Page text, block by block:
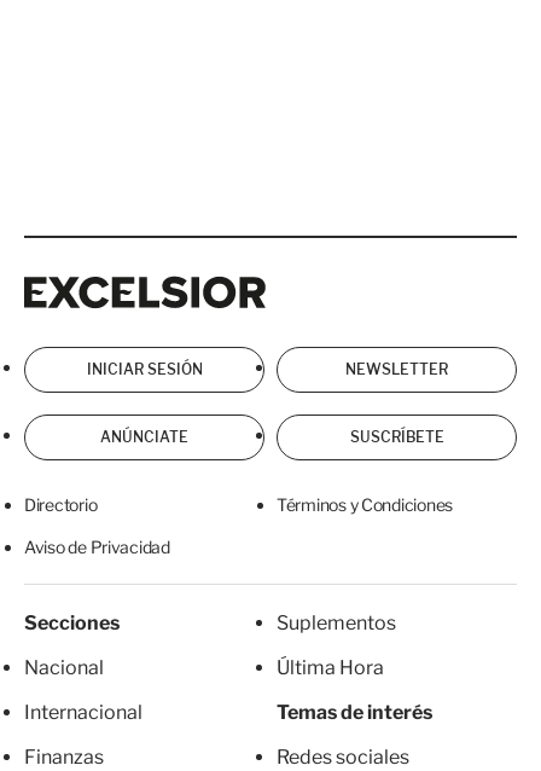
INICIAR SESIÓN NEWSLETTER
ANÚNCIATE SUSCRÍBETE
Directorio Términos y Condiciones
Aviso de Privacidad
Secciones
Nacional
Internacional
Finanzas
Suplementos
Última Hora
Temas de interés
Redes sociales